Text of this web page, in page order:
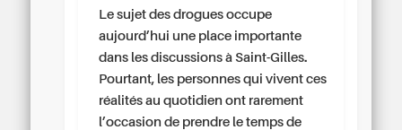
Le sujet des drogues occupe
aujourd’hui une place importante
dans les discussions à Saint-Gilles.
Pourtant, les personnes qui vivent ces
réalités au quotidien ont rarement
l’occasion de prendre le temps de